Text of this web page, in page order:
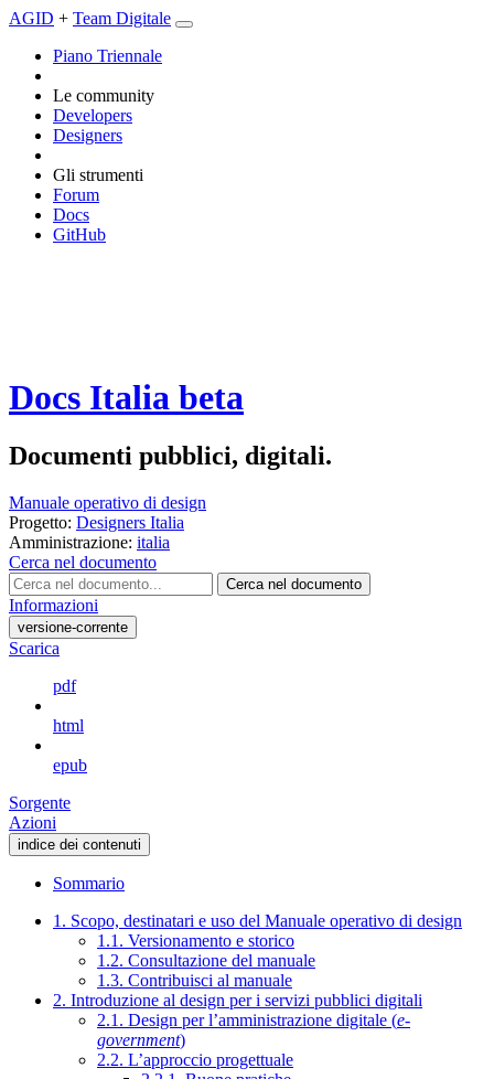
AGID + Team Digitale
Piano Triennale
Le community
Developers
Designers
Gli strumenti
Forum
Docs
GitHub
Docs Italia beta
Documenti pubblici, digitali.
Manuale operativo di design
Progetto: Designers Italia
Amministrazione: italia
Cerca nel documento
Cerca nel documento
Informazioni
versione-corrente
Scarica
pdf
html
epub
Sorgente
Azioni
indice dei contenuti
Sommario
1. Scopo, destinatari e uso del Manuale operativo di design
1.1. Versionamento e storico
1.2. Consultazione del manuale
1.3. Contribuisci al manuale
2. Introduzione al design per i servizi pubblici digitali
2.1. Design per l’amministrazione digitale (e-
government)
2.2. L’approccio progettuale